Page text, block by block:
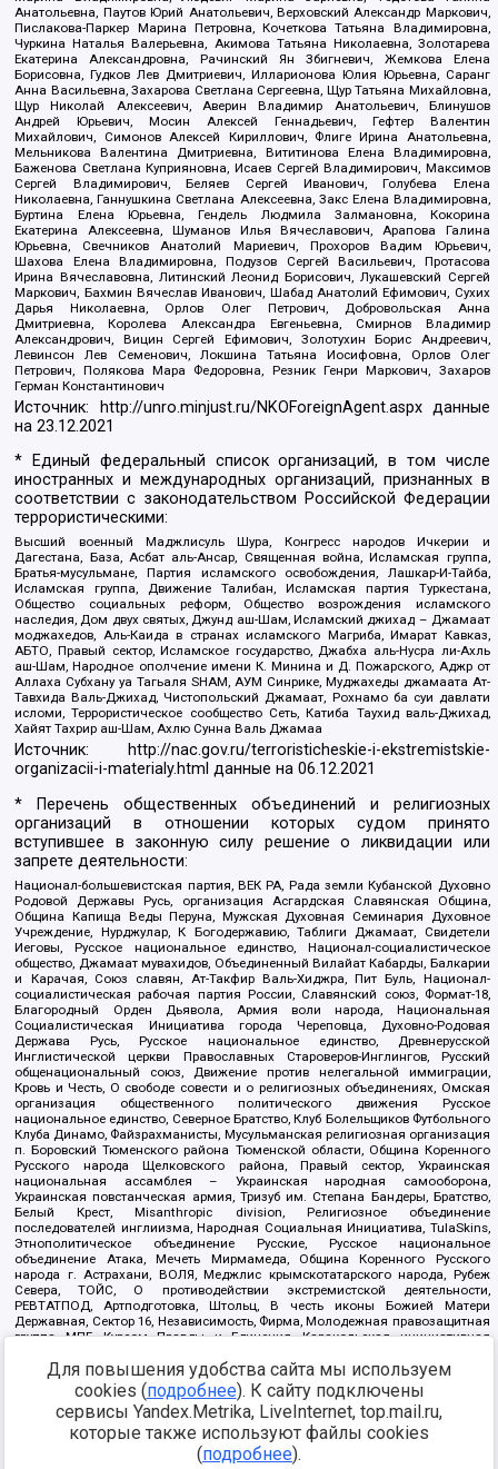
Анатольевна, Паутов Юрий Анатольевич, Верховский Александр Маркович,
Пислакова-Паркер Марина Петровна, Кочеткова Татьяна Владимировна,
Чуркина Наталья Валерьевна, Акимова Татьяна Николаевна, Золотарева
Екатерина Александровна, Рачинский Ян Збигневич, Жемкова Елена
Борисовна, Гудков Лев Дмитриевич, Илларионова Юлия Юрьевна, Саранг
Анна Васильевна, Захарова Светлана Сергеевна, Щур Татьяна Михайловна,
Щур Николай Алексеевич, Аверин Владимир Анатольевич, Блинушов
Андрей Юрьевич, Мосин Алексей Геннадьевич, Гефтер Валентин
Михайлович, Симонов Алексей Кириллович, Флиге Ирина Анатольевна,
Мельникова Валентина Дмитриевна, Вититинова Елена Владимировна,
Баженова Светлана Куприяновна, Исаев Сергей Владимирович, Максимов
Сергей Владимирович, Беляев Сергей Иванович, Голубева Елена
Николаевна, Ганнушкина Светлана Алексеевна, Закс Елена Владимировна,
Буртина Елена Юрьевна, Гендель Людмила Залмановна, Кокорина
Екатерина Алексеевна, Шуманов Илья Вячеславович, Арапова Галина
Юрьевна, Свечников Анатолий Мариевич, Прохоров Вадим Юрьевич,
Шахова Елена Владимировна, Подузов Сергей Васильевич, Протасова
Ирина Вячеславовна, Литинский Леонид Борисович, Лукашевский Сергей
Маркович, Бахмин Вячеслав Иванович, Шабад Анатолий Ефимович, Сухих
Дарья Николаевна, Орлов Олег Петрович, Добровольская Анна
Дмитриевна, Королева Александра Евгеньевна, Смирнов Владимир
Александрович, Вицин Сергей Ефимович, Золотухин Борис Андреевич,
Левинсон Лев Семенович, Локшина Татьяна Иосифовна, Орлов Олег
Петрович, Полякова Мара Федоровна, Резник Генри Маркович, Захаров
Герман Константинович
Источник: http://unro.minjust.ru/NKOForeignAgent.aspxданные
на23.12.2021
* Единый федеральный список организаций, в том числе
иностранных и международных организаций, признанных в
соответствии с законодательством Российской Федерации
террористическими:
Высший военный Маджлисуль Шура, Конгресс народов Ичкерии и
Дагестана, База, Асбат аль-Ансар, Священная война, Исламская группа,
Братья-мусульмане, Партия исламского освобождения, Лашкар-И-Тайба,
Исламская группа, Движение Талибан, Исламская партия Туркестана,
Общество социальных реформ, Общество возрождения исламского
наследия, Дом двух святых, Джунд аш-Шам, Исламский джихад – Джамаат
моджахедов, Аль-Каида в странах исламского Магриба, Имарат Кавказ,
АБТО, Правый сектор, Исламское государство, Джабха аль-Нусра ли-Ахль
аш-Шам, Народное ополчение имени К. Минина и Д. Пожарского, Аджр от
Аллаха Субхану уа Тагьаля SHAM, АУМ Синрике, Муджахеды джамаата Ат-
Тавхида Валь-Джихад, Чистопольский Джамаат, Рохнамо ба суи давлати
исломи, Террористическое сообщество Сеть, Катиба Таухид валь-Джихад,
Хайят Тахрир аш-Шам, Ахлю Сунна Валь Джамаа
Источник: http://nac.gov.ru/terroristicheskie-i-ekstremistskie-
organizacii-i-materialy.html данные на06.12.2021
* Перечень общественных объединений и религиозных
организаций в отношении которых судом принято
вступившее в законную силу решение о ликвидации или
запрете деятельности:
Национал-большевистская партия, ВЕК РА, Рада земли Кубанской Духовно
Родовой Державы Русь, организация Асгардская Славянская Община,
Община Капища Веды Перуна, Мужская Духовная Семинария Духовное
Учреждение, Нурджулар, К Богодержавию, Таблиги Джамаат, Свидетели
Иеговы, Русское национальное единство, Национал-социалистическое
общество, Джамаат мувахидов, Объединенный Вилайат Кабарды, Балкарии
и Карачая, Союз славян, Ат-Такфир Валь-Хиджра, Пит Буль, Национал-
социалистическая рабочая партия России, Славянский союз, Формат-18,
Благородный Орден Дьявола, Армия воли народа, Национальная
Социалистическая Инициатива города Череповца, Духовно-Родовая
Держава Русь, Русское национальное единство, Древнерусской
Инглистической церкви Православных Староверов-Инглингов, Русский
общенациональный союз, Движение против нелегальной иммиграции,
Кровь и Честь, О свободе совести и о религиозных объединениях, Омская
организация общественного политического движения Русское
национальное единство, Северное Братство, Клуб Болельщиков Футбольного
Клуба Динамо, Файзрахманисты, Мусульманская религиозная организация
п. Боровский Тюменского района Тюменской области, Община Коренного
Русского народа Щелковского района, Правый сектор, Украинская
национальная ассамблея – Украинская народная самооборона,
Украинская повстанческая армия, Тризуб им. Степана Бандеры, Братство,
Белый Крест, Misanthropic division, Религиозное объединение
последователей инглиизма, Народная Социальная Инициатива, TulaSkins,
Этнополитическое объединение Русские, Русское национальное
объединение Атака, Мечеть Мирмамеда, Община Коренного Русского
народа г. Астрахани, ВОЛЯ, Меджлис крымскотатарского народа, Рубеж
Севера, ТОЙС, О противодействии экстремистской деятельности,
РЕВТАТПОД, Артподготовка, Штольц, В честь иконы Божией Матери
Державная, Сектор 16, Независимость, Фирма, Молодежная правозащитная
группа МПГ, Курсом Правды и Единения, Каракольская инициативная
Благотворительный пансионат Ак Умут, Русская республика Русь,
Арестантское уголовное единство, Башкорт, Нация и свобода, W.H.С., Фалунь
Дафа, Иртыш Ultras, Русский Патриотический клуб-Новокузнецк/РПК,
Сибирский державный союз, Фонд борьбы с коррупцией, Фонд защиты прав
граждан, Штабы Навального, Совет граждан СССР Прикубанского округа г.
Для повышения удобства сайта мы используем
cookies (подробнее). К сайту подключены
сервисы Yandex.Metrika, LiveInternet, top.mail.ru,
которые также используют файлы cookies
(подробнее).